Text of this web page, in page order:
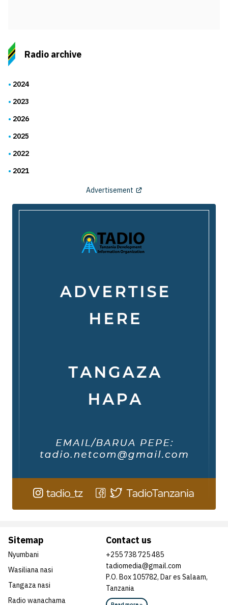
Radio archive
2024
2023
2026
2025
2022
2021
Advertisement
Sitemap
Nyumbani
Wasiliana nasi
Tangaza nasi
Radio wanachama
Contact us
+255 738 725 485
tadiomedia@gmail.com
P.O. Box 105782, Dar es Salaam,
Tanzania